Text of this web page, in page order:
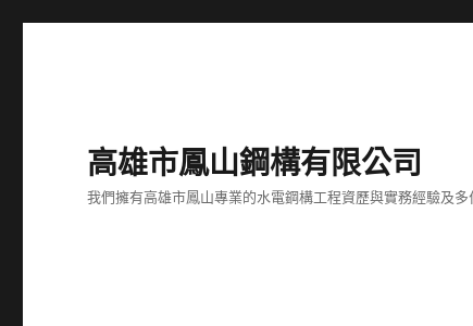
高雄市鳳山鋼構有限公司
我們擁有高雄市鳳山專業的水電鋼構工程資歷與實務經驗及